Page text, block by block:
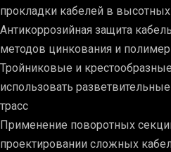
прокладки кабелей в
Антикоррозийная защита
методов цинкования и
Тройниковые и
использовать
трасс
Применение поворотных
проектировании сложных